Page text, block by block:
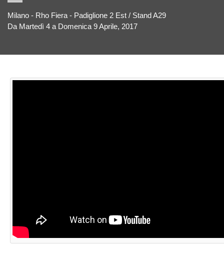
Milano - Rho Fiera - Padiglione 2 Est / Stand A29
Da Martedì 4 a Domenica 9 Aprile, 2017